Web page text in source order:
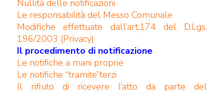
Nullità delle notificazioni
Le responsabilità del Messo Comunale
Modifiche effettuate dall’art.174 del D.Lgs.
196/2003 (Privacy)
Il procedimento di notificazione
Le notifiche a mani proprie
Le notifiche “tramite”terzi
Il rifiuto di ricevere l’atto da parte del